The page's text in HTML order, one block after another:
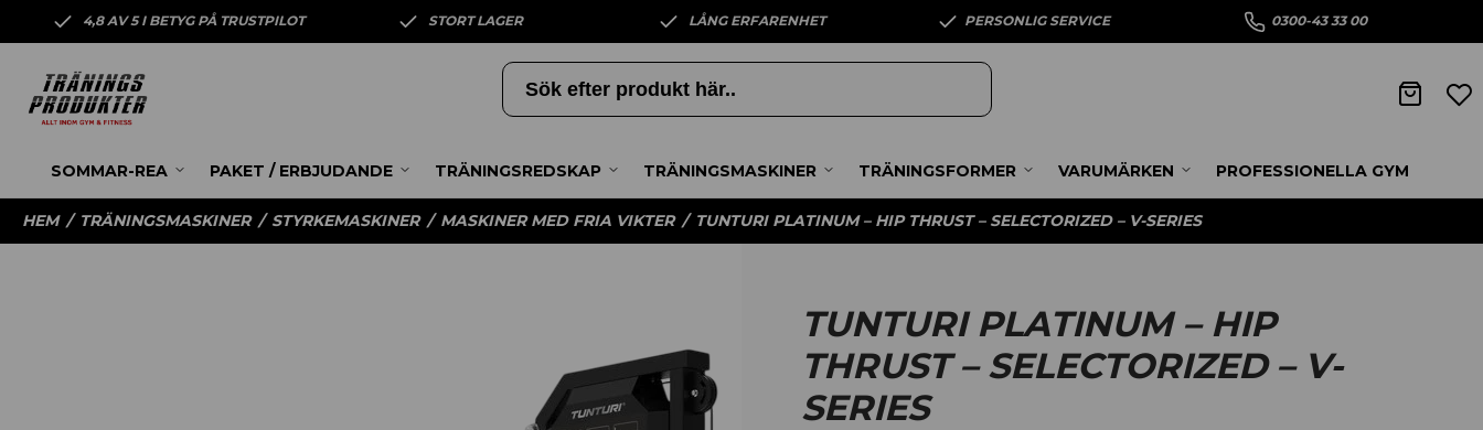
4,8 AV 5 I BETYG PÅ TRUSTPILOT STORT LAGER LÅNG ERFARENHET PERSONLIG SERVICE 0300-43 33 00
SOMMAR-REA PAKET / ERBJUDANDE TRÄNINGSREDSKAP TRÄNINGSMASKINER TRÄNINGSFORMER VARUMÄRKEN PROFESSIONELLA GYM
HEM / TRÄNINGSMASKINER / STYRKEMASKINER / MASKINER MED FRIA VIKTER / TUNTURI PLATINUM – HIP THRUST – SELECTORIZED – V-SERIES
TUNTURI PLATINUM – HIP
THRUST – SELECTORIZED – V-
SERIES